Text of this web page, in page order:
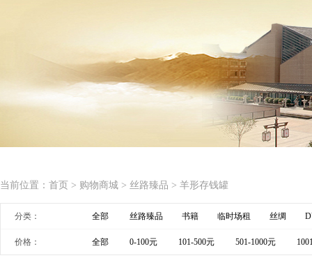
当前位置： 首页 > 购物商城 > 丝路臻品 > 羊形存钱罐
分类： 全部 丝路臻品 书籍 临时场租 丝绸
价格： 全部 0-100元 101-500元 501-1000元